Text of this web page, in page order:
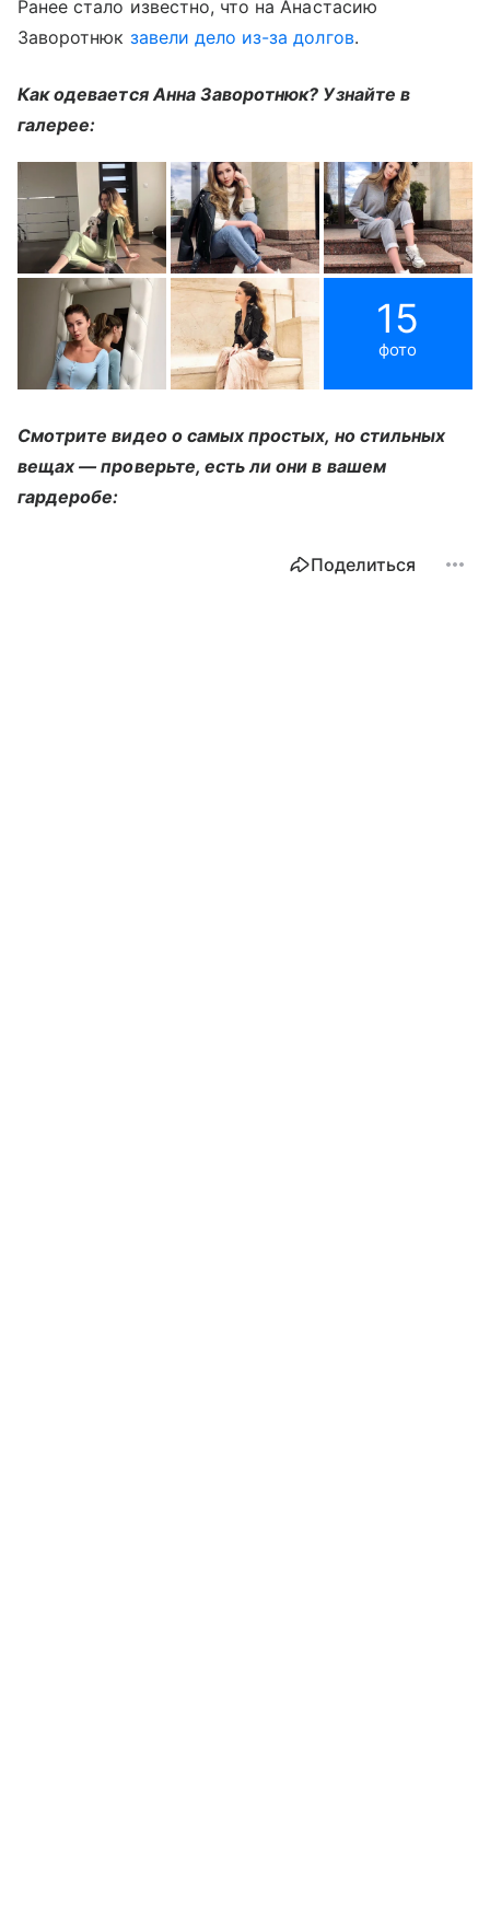
Ранее стало известно, что на Анастасию
Заворотнюк завели дело из-за долгов.
Как одевается Анна Заворотнюк? Узнайте в
галерее:
15
фото
Смотрите видео о самых простых, но стильных
вещах — проверьте, есть ли они в вашем
гардеробе:
Поделиться